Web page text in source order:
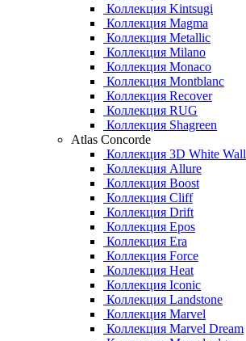
Коллекция Kintsugi
Коллекция Magma
Коллекция Metallic
Коллекция Milano
Коллекция Monaco
Коллекция Montblanc
Коллекция Recover
Коллекция RUG
Коллекция Shagreen
Atlas Concorde
Коллекция 3D White Wall
Коллекция Allure
Коллекция Boost
Коллекция Cliff
Коллекция Drift
Коллекция Epos
Коллекция Era
Коллекция Force
Коллекция Heat
Коллекция Iconic
Коллекция Landstone
Коллекция Marvel
Коллекция Marvel Dream